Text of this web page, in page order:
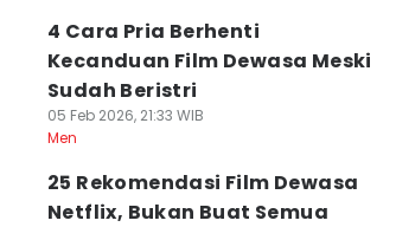
4 Cara Pria Berhenti
Kecanduan Film Dewasa Meski
Sudah Beristri
05 Feb 2026, 21:33 WIB
Men
25 Rekomendasi Film Dewasa
Netflix, Bukan Buat Semua